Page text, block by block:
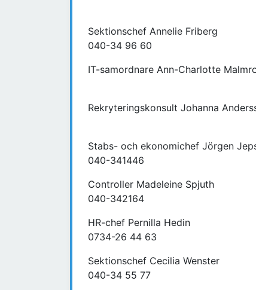
Sektionschef Annelie Friberg
040-34 96 60
IT-samordnare Ann-Charlotte
Rekryteringskonsult Johanna
Stabs- och ekonomichef Jörgen
040-341446
Controller Madeleine Spjuth
040-342164
HR-chef Pernilla Hedin
0734-26 44 63
Sektionschef Cecilia Wenster
040-34 55 77